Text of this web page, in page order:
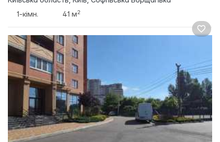
1-кімн.
41 м2